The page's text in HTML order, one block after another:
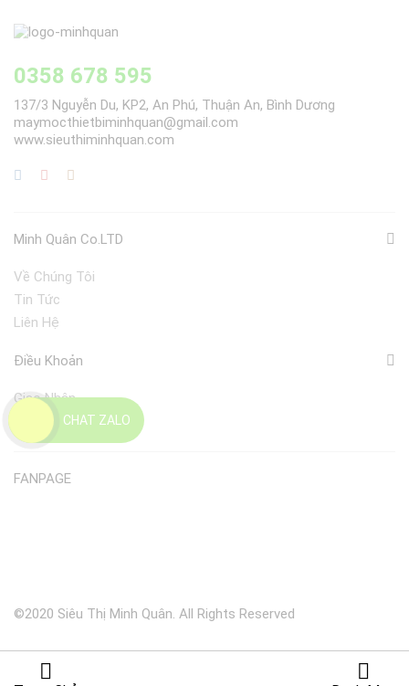
CHAT ZALO
0358 678 595
137/3 Nguyễn Du, KP2, An Phú, Thuận An, Bình Dương
maymocthietbiminhquan@gmail.com
www.sieuthiminhquan.com
Minh Quân Co.LTD
Về Chúng Tôi
Tin Tức
Liên Hệ
Điều Khoản
Giao Nhận
Đổi Trả
FANPAGE
©2020 Siêu Thị Minh Quân. All Rights Reserved